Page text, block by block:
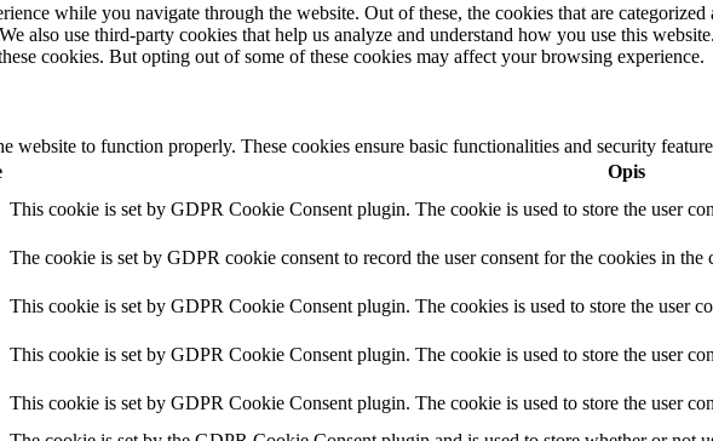
while you navigate through the website. Out of these, the cookies that are categorized
also use third-party cookies that help us analyze and understand how you use this
cookies. But opting out of some of these cookies may affect your browsing experience.
website to function properly. These cookies ensure basic functionalities and security
Opis
This cookie is set by GDPR Cookie Consent plugin. The cookie is used to store the user
The cookie is set by GDPR cookie consent to record the user consent for the cookies in
This cookie is set by GDPR Cookie Consent plugin. The cookies is used to store the user
This cookie is set by GDPR Cookie Consent plugin. The cookie is used to store the user
This cookie is set by GDPR Cookie Consent plugin. The cookie is used to store the user